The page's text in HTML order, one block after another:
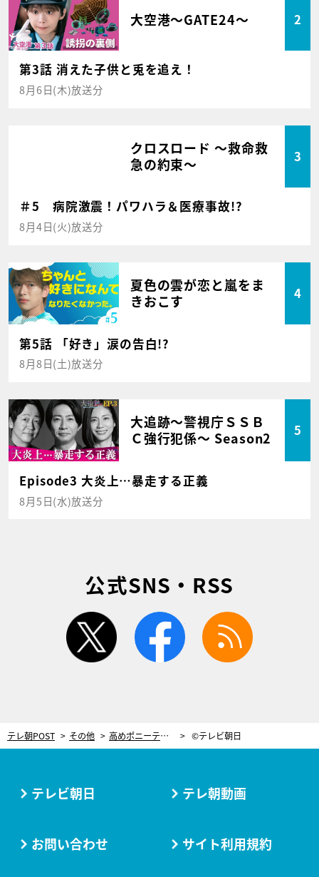
大空港～GATE24～ 2
第3話 消えた子供と兎を追え！
8月6日(木)放送分
クロスロード ～救命救
急の約束～
3
＃5 病院激震！パワハラ＆医療事故!?
8月4日(火)放送分
夏色の雲が恋と嵐をま
きおこす
4
第5話 「好き」涙の告白!?
8月8日(土)放送分
大追跡～警視庁ＳＳＢ
Ｃ強行犯係～ Season2
5
Episode3 大炎上…暴走する正義
8月5日(水)放送分
公式SNS・RSS
twitter facebook
テレ朝POST その他 高めポニーテールにドキッ！この夏ピッタリ、まゆゆが見せた「南国コーデ」 ©テレビ朝日
テレビ朝日 テレ朝動画
お問い合わせ サイト利用規約